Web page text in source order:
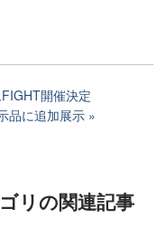
開催決定
品に追加展示
リの関連記事